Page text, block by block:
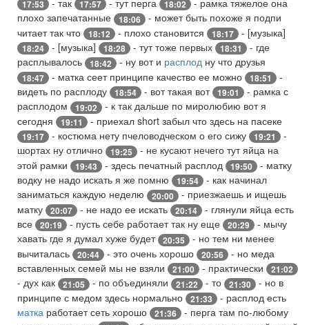
17:53 17:57 18:02
плохо запечатанные
18:06
- может быть похоже я подпи
читает так что
18:12 - плохо становится 18:17 - [музыка]
18:24 - [музыка] 18:28 - тут тоже первых 18:31
- где
расплывалось
18:42 - ну вот и расплод ну что друзья
18:47 - матка сеет принципе качество ее можно 18:51
-
видеть по расплоду
18:54 - вот такая вот 19:01
- рамка с
расплодом
19:02
- к так дальше по миролюбию вот я
сегодня
19:11 - приехал short забыл что здесь на пасеке
19:17 - костюма нету пчеловодческом о его сижу 19:21
-
шортах ну отлично
19:25
- не кусают нечего тут яйца на
этой рамки
19:43 - здесь печатный расплод 19:50
- матку
водку не надо искать я же помню
19:54
- как начинал
заниматься каждую неделю
20:00
- приезжаешь и ищешь
матку
20:07 - не надо ее искать 20:14
- глянули яйца есть
все
20:19 - пусть себе работает так ну еще 20:29
- мычу
хавать где я думал хуже будет 20:35
- но тем ни менее
вычиталась
20:44 - это очень хорошо 20:56
- но меда
вставленных семей мы не взяли
21:00 - практически 21:02
- дух как 21:05 - по объединяли 21:22 - то 21:30
- но в
принципе с медом здесь нормально
21:33
- расплод есть
матка работает сеть хорошо 21:36
- перга там по-любому